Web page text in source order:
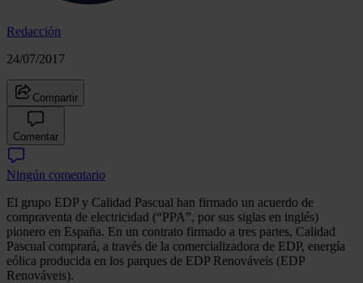
Redacción
24/07/2017
Compartir
Comentar
Ningún comentario
El grupo EDP y Calidad Pascual han firmado un acuerdo de
compraventa de electricidad (“PPA”, por sus siglas en inglés)
pionero en España. En un contrato firmado a tres partes, Calidad
Pascual comprará, a través de la comercializadora de EDP, energía
eólica producida en los parques de EDP Renováveis (EDP
Renováveis).